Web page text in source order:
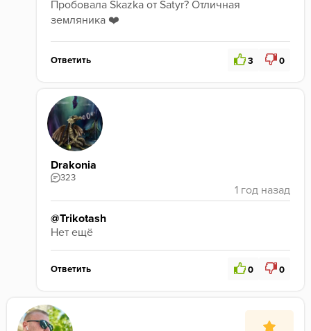
Пробовала Skazka от Satyr? Отличная
земляника ❤️
Ответить 3 0
Drakonia
323
@Trikotash
Нет ещё
Ответить 0 0